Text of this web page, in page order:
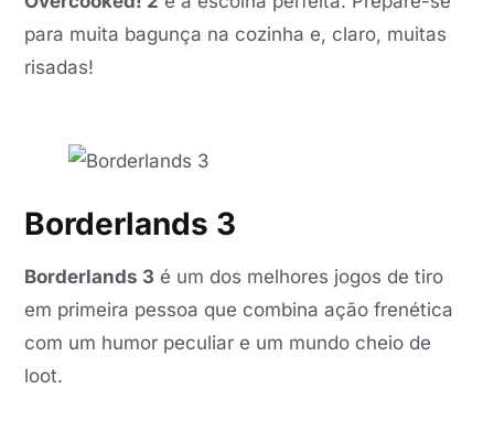
para muita bagunça na cozinha e, claro, muitas
risadas!
Borderlands 3
Borderlands 3 é um dos melhores jogos de tiro
em primeira pessoa que combina ação frenética
com um humor peculiar e um mundo cheio de
loot.